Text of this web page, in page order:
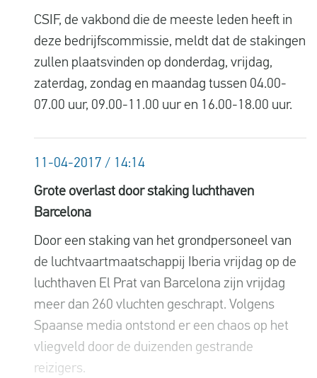
CSIF, de vakbond die de meeste leden heeft in
deze bedrijfscommissie, meldt dat de stakingen
zullen plaatsvinden op donderdag, vrijdag,
zaterdag, zondag en maandag tussen 04.00-
07.00 uur, 09.00-11.00 uur en 16.00-18.00 uur.
11-04-2017 / 14:14
Grote overlast door staking luchthaven
Barcelona
Door een staking van het grondpersoneel van
de luchtvaartmaatschappij Iberia vrijdag op de
luchthaven El Prat van Barcelona zijn vrijdag
meer dan 260 vluchten geschrapt. Volgens
Spaanse media ontstond er een chaos op het
vliegveld door de duizenden gestrande
reizigers.